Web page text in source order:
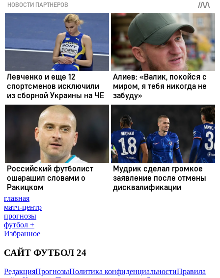
главная
матч-центр
прогнозы
футбол +
Избранное
САЙТ ФУТБОЛ 24
РедакцияПрогнозыПолитика конфиденциальностиПравила